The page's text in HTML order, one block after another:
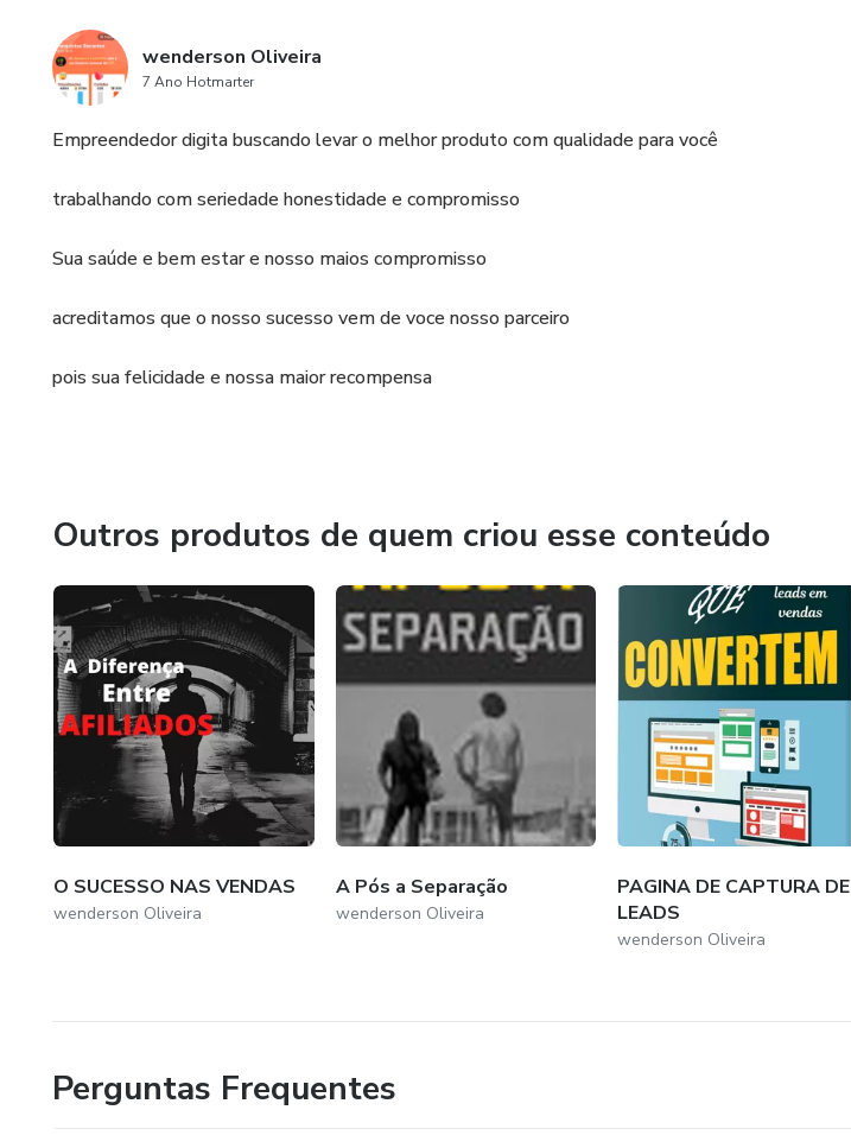
wenderson Oliveira
7 Ano Hotmarter
Empreendedor digita buscando levar o melhor produto com qualidade para você
trabalhando com seriedade honestidade e compromisso
Sua saúde e bem estar e nosso maios compromisso
acreditamos que o nosso sucesso vem de voce nosso parceiro
pois sua felicidade e nossa maior recompensa
Outros produtos de quem criou esse conteúdo
O SUCESSO NAS VENDAS
wenderson Oliveira
A Pós a Separação
wenderson Oliveira
PAGINA DE CAPTURA DE
LEADS
wenderson Oliveira
Perguntas Frequentes